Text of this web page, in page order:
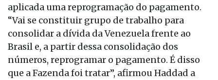
aplicada uma reprogramação do pagamento.
“Vai se constituir grupo de trabalho para
consolidar a dívida da Venezuela frente ao
Brasil e, a partir dessa consolidação dos
números, reprogramar o pagamento. É disso
que a Fazenda foi tratar”, afirmou Haddad a